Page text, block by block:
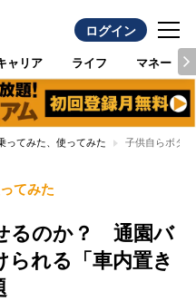
ログイン
ャリア ライフ マネー
ってみた、使ってみた 子供自らボタ
てみた
るのか？ 通園バ
られる「車内置き